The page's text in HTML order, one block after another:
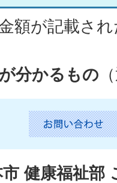
金額が記載さ
分かるもの
健康福祉部